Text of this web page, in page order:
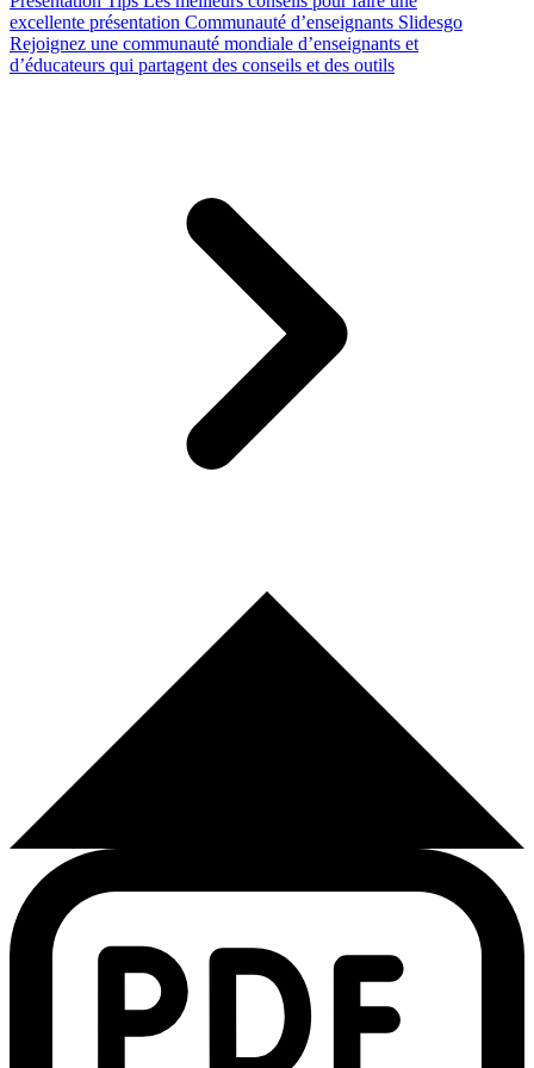
excellente présentation Communauté d’enseignants Slidesgo
Rejoignez une communauté mondiale d’enseignants et
d’éducateurs qui partagent des conseils et des outils